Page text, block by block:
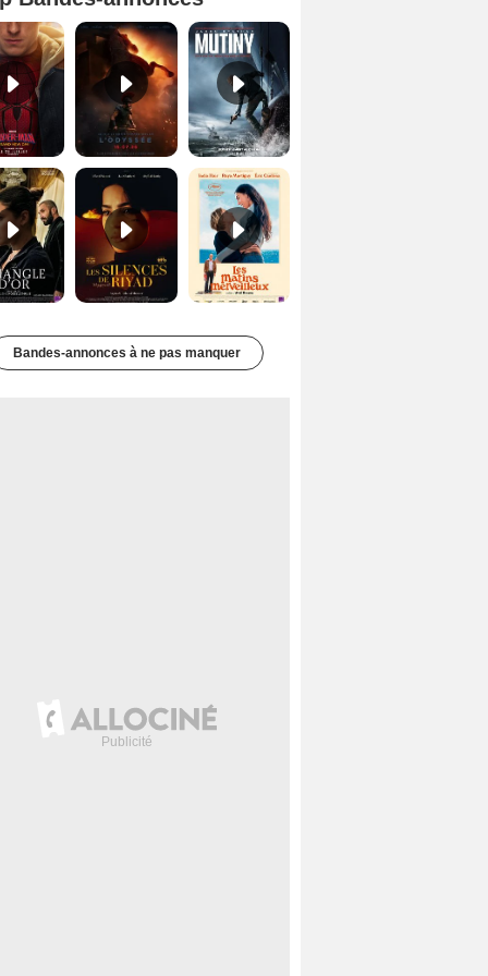
Spider-Man: Brand New Day Bande-annonce VO STFR L'Odyssée Bande-annonce VO STFR
Les Silences de Riyad Bande-annonce VO STFR Les Matins merveilleux Bande-annonce VF
Bandes-annonces à ne pas manquer